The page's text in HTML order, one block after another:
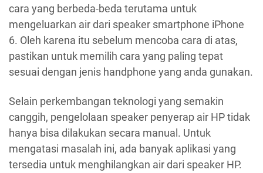
cara yang berbeda-beda terutama untuk
mengeluarkan air dari speaker smartphone iPhone
6. Oleh karena itu sebelum mencoba cara di atas,
pastikan untuk memilih cara yang paling tepat
sesuai dengan jenis handphone yang anda gunakan.
Selain perkembangan teknologi yang semakin
canggih, pengelolaan speaker penyerap air HP tidak
hanya bisa dilakukan secara manual. Untuk
mengatasi masalah ini, ada banyak aplikasi yang
tersedia untuk menghilangkan air dari speaker HP.